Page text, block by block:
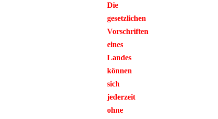
Die
gesetzlichen
Vorschriften
eines
Landes
können
sich
jederzeit
ohne